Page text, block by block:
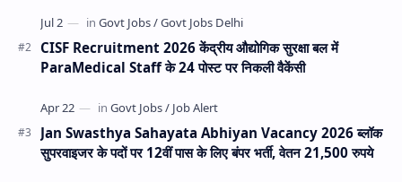
CISF Recruitment 2026 केंद्रीय औद्योगिक सुरक्षा बल में
ParaMedical Staff के 24 पोस्ट पर निकली वैकेंसी
Jan Swasthya Sahayata Abhiyan Vacancy 2026 ब्लॉक
सुपरवाइजर के पदों पर 12वीं पास के लिए बंपर भर्ती, वेतन 21,500 रुपये